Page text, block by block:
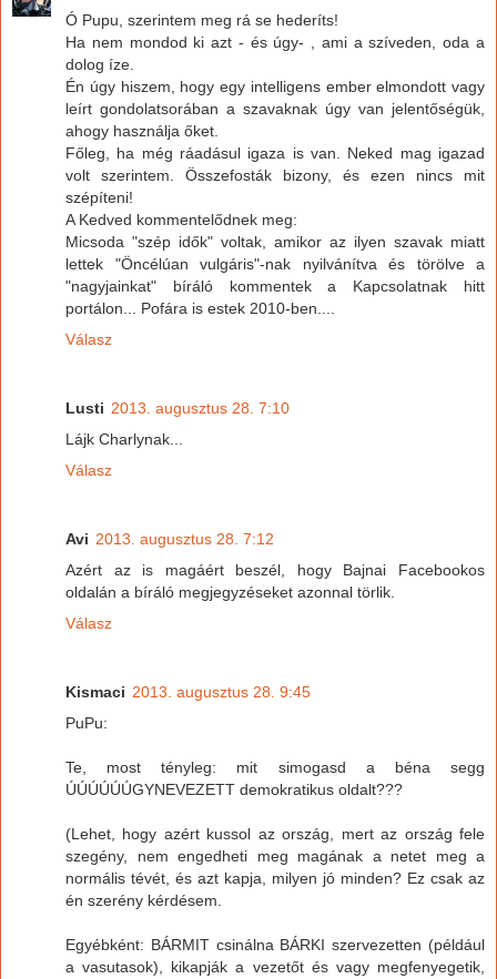
Ó Pupu, szerintem meg rá se hederíts!
Ha nem mondod ki azt - és úgy- , ami a szíveden, oda a
dolog íze.
Én úgy hiszem, hogy egy intelligens ember elmondott vagy
leírt gondolatsorában a szavaknak úgy van jelentőségük,
ahogy használja őket.
Főleg, ha még ráadásul igaza is van. Neked mag igazad
volt szerintem. Összefosták bizony, és ezen nincs mit
szépíteni!
A Kedved kommentelődnek meg:
Micsoda "szép idők" voltak, amikor az ilyen szavak miatt
lettek "Öncélúan vulgáris"-nak nyilvánítva és törölve a
"nagyjainkat" bíráló kommentek a Kapcsolatnak hitt
portálon... Pofára is estek 2010-ben....
Válasz
Lusti 2013. augusztus 28. 7:10
Lájk Charlynak...
Válasz
Avi 2013. augusztus 28. 7:12
Azért az is magáért beszél, hogy Bajnai Facebookos
oldalán a bíráló megjegyzéseket azonnal törlik.
Válasz
Kismaci 2013. augusztus 28. 9:45
PuPu:
Te, most tényleg: mit simogasd a béna segg
ÚÚÚÚÚÚGYNEVEZETT demokratikus oldalt???
(Lehet, hogy azért kussol az ország, mert az ország fele
szegény, nem engedheti meg magának a netet meg a
normális tévét, és azt kapja, milyen jó minden? Ez csak az
én szerény kérdésem.
Egyébként: BÁRMIT csinálna BÁRKI szervezetten (például
a vasutasok), kikapják a vezetőt és vagy megfenyegetik,